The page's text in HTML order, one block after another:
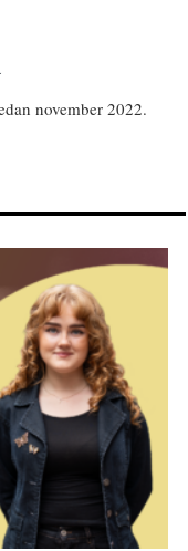
november 2022.